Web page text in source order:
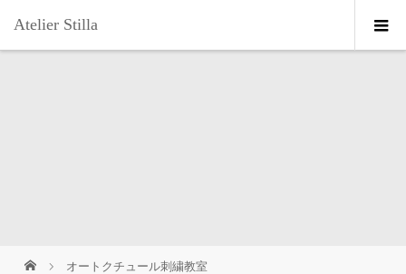
Atelier Stilla
オートクチュール刺繍教室